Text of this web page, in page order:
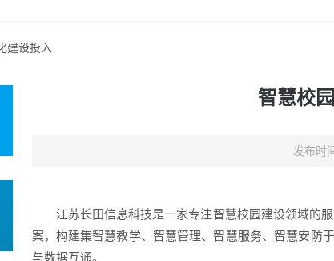
建设投入
智慧校
发布时
江苏长田信息科技是一家专注智慧校园建设领域的
案，构建集智慧教学、智慧管理、智慧服务、智慧安防
与数据互通。